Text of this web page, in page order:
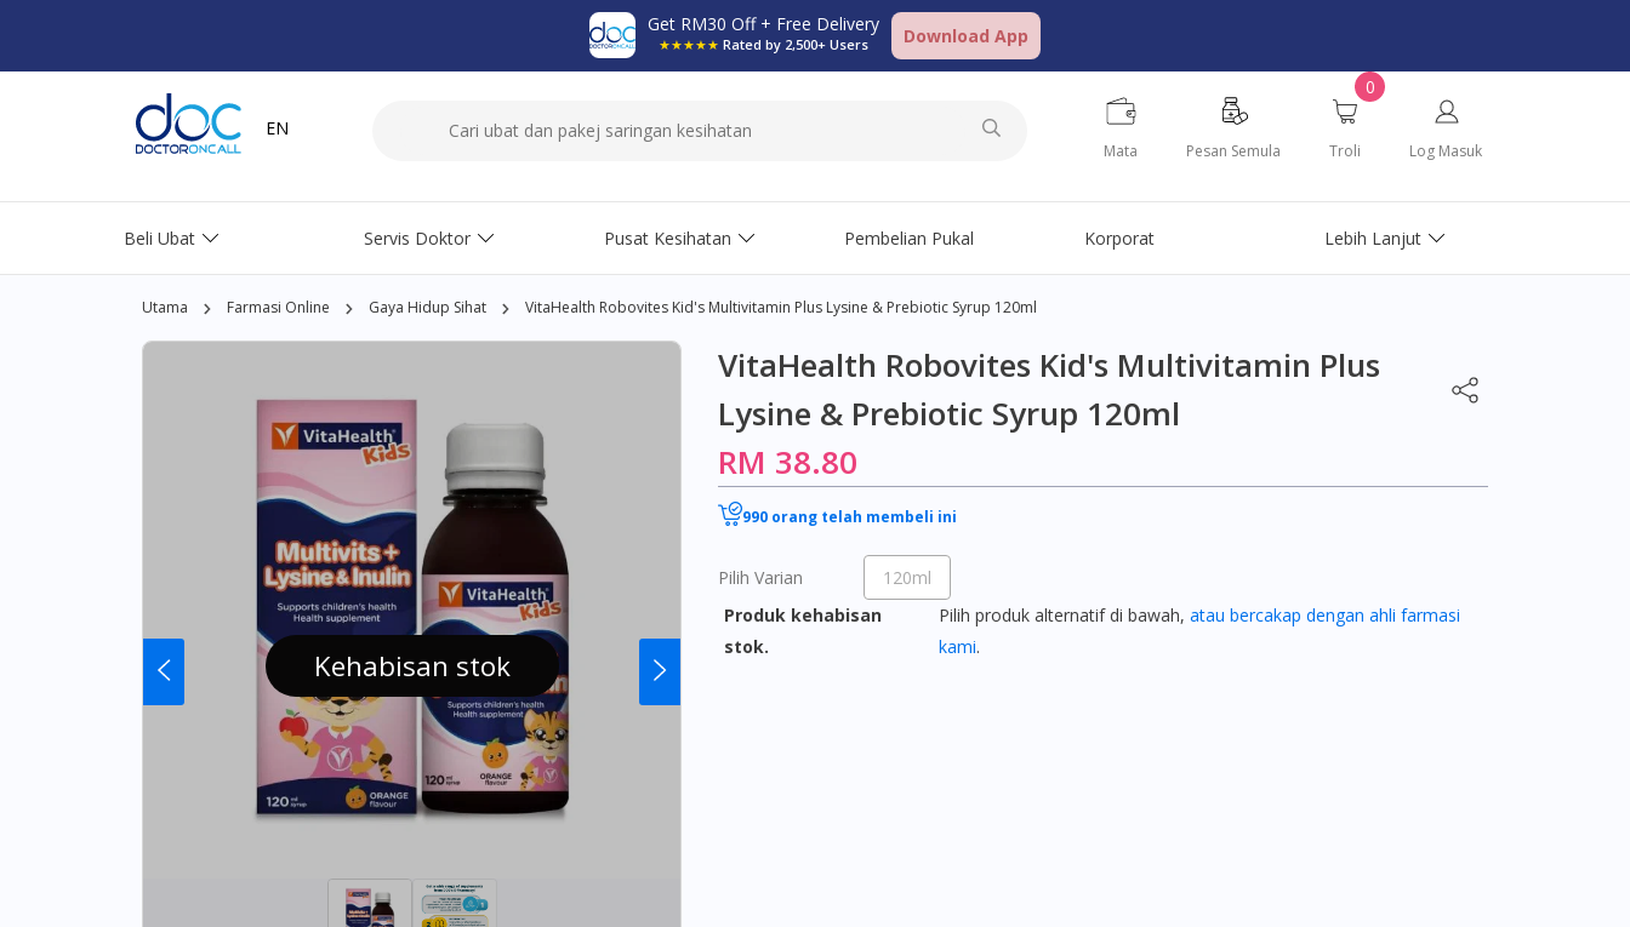
Get RM30 Off + Free Delivery
★★★★★ Rated by 2,500+ Users Download App
EN
Mata Pesan Semula
0
Troli Log Masuk
Beli Ubat Servis Doktor Pusat Kesihatan Pembelian Pukal Korporat Lebih Lanjut
Utama Farmasi Online Gaya Hidup Sihat VitaHealth Robovites Kid's Multivitamin Plus Lysine & Prebiotic Syrup 120ml
Kehabisan stok
VitaHealth Robovites Kid's Multivitamin Plus
Lysine & Prebiotic Syrup 120ml
RM 38.80
990 orang telah membeli ini
Pilih Varian
120ml
Produk kehabisan
stok.
Pilih produk alternatif di bawah,atau bercakap dengan ahli farmasi
kami.